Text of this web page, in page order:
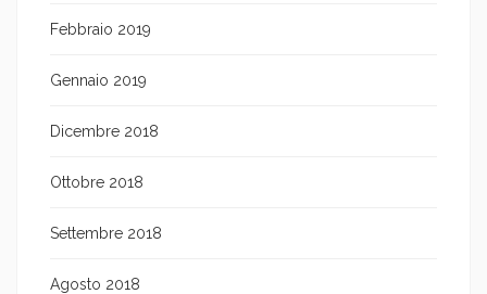
Febbraio 2019
Gennaio 2019
Dicembre 2018
Ottobre 2018
Settembre 2018
Agosto 2018